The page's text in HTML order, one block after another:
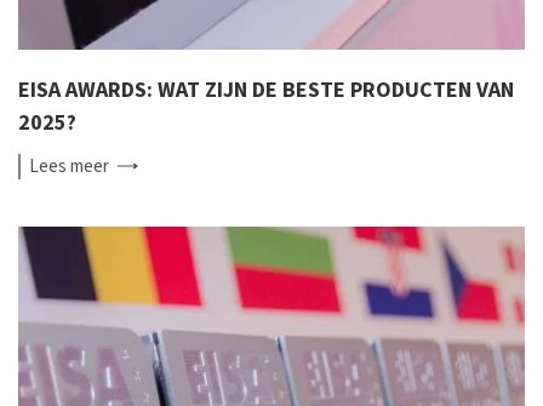
EISA AWARDS: WAT ZIJN DE BESTE PRODUCTEN VAN
2025?
Leesmeer